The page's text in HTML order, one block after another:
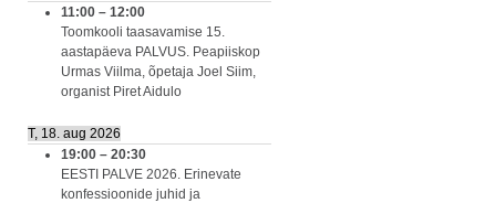
11:00 – 12:00
Toomkooli taasavamise 15.
aastapäeva PALVUS. Peapiiskop
Urmas Viilma, õpetaja Joel Siim,
organist Piret Aidulo
T, 18. aug 2026
19:00 – 20:30
EESTI PALVE 2026. Erinevate
konfessioonide juhid ja